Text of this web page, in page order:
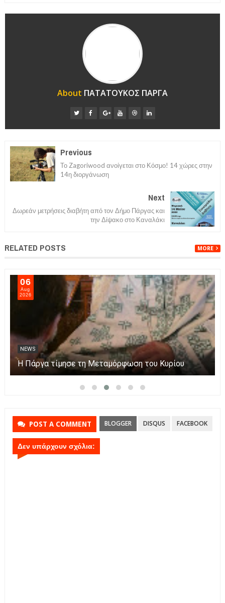
About ΠΑΤΑΤΟΥΚΟΣ ΠΑΡΓΑ
Previous
Το Zagoriwood ανοίγεται στο Κόσμο! 14 χώρες στην
14η διοργάνωση
Next
Δωρεάν μετρήσεις διαβήτη από τον Δήμο Πάργας και
την Δίψακο στο Καναλάκι
RELATED POSTS MORE
06
Aug
2026
NEWS
Η Πάργα τίμησε τη Μεταμόρφωση του Κυρίου
POST A COMMENT BLOGGER DISQUS FACEBOOK
Δεν υπάρχουν σχόλια: